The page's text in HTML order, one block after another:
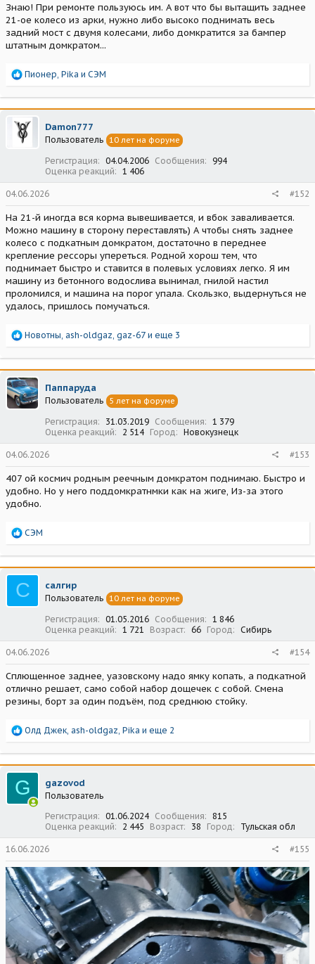
Знаю! При ремонте пользуюсь им. А вот что бы вытащить заднее
21-ое колесо из арки, нужно либо высоко поднимать весь
задний мост с двумя колесами, либо домкратится за бампер
штатным домкратом...
Р
а
к
и
и
Пионер Pika и СЭМ
Damon777
Пользователь 10 лет на форуме
Регистрация 04.04.2006 Сообщения
994
Оценка реакций
1 406
04.06.2026 #152
На 21-й иногда вся корма вывешивается, и вбок заваливается.
Можно машину в сторону переставлять) А чтобы снять заднее
колесо с подкатным домкратом, достаточно в переднее
крепление рессоры упереться. Родной хорош тем, что
поднимает быстро и ставится в полевых условиях легко. Я им
машину из бетонного водослива вынимал, гнилой настил
проломился, и машина на порог упала. Скользко, выдернуться не
удалось, пришлось помучаться.
Р
а
к
ц
и
и
Новотны ash-oldgaz gaz-67 и еще 3
Паппаруда
Пользователь 5 лет на форуме
Регистрация 31.03.2019 Сообщения
1 379
Оценка реакций
2 514 Город Новокузнецк
04.06.2026 #153
407 ой космич родным реечным домкратом поднимаю. Быстро и
удобно. Но у него поддомкратнмки как на жиге, Из-за этого
удобно.
Р
а
к
ц
и
и
СЭМ
С салгир
Пользователь 10 лет на форуме
Регистрация 01.05.2016 Сообщения
1 846
Оценка реакций
1 721 Возраст 66 Город Сибирь
04.06.2026 #154
Сплющенное заднее, уазовскому надо ямку копать, а подкатной
отлично решает, само собой набор дощечек с собой. Смена
резины, борт за один подъём, под среднюю стойку.
Р
а
к
ц
и
и
Олд Джек ash-oldgaz Pika и еще 2
G gazovod
Пользователь
Регистрация
01.06.2024 Сообщения
815
Оценка реакций
2 445 Возраст 38 Город Тульская обл
16.06.2026 #155